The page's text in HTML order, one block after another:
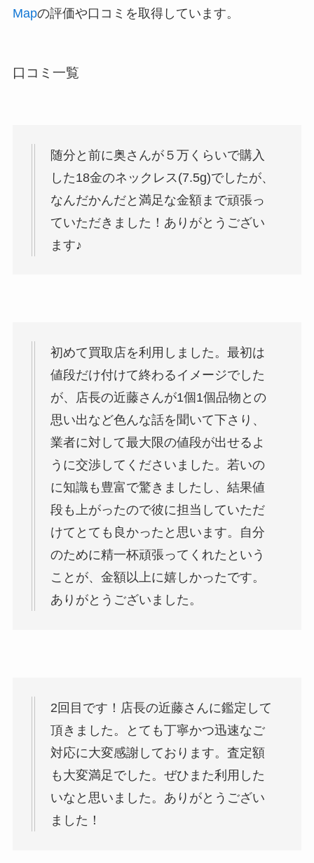
Mapの評価や口コミを取得しています。
口コミ一覧
随分と前に奥さんが５万くらいで購入
した18金のネックレス(7.5g)でしたが、
なんだかんだと満足な金額まで頑張っ
ていただきました！ありがとうござい
ます♪
初めて買取店を利用しました。最初は
値段だけ付けて終わるイメージでした
が、店長の近藤さんが1個1個品物との
思い出など色んな話を聞いて下さり、
業者に対して最大限の値段が出せるよ
うに交渉してくださいました。若いの
に知識も豊富で驚きましたし、結果値
段も上がったので彼に担当していただ
けてとても良かったと思います。自分
のために精一杯頑張ってくれたという
ことが、金額以上に嬉しかったです。
ありがとうございました。
2回目です！店長の近藤さんに鑑定して
頂きました。とても丁寧かつ迅速なご
対応に大変感謝しております。査定額
も大変満足でした。ぜひまた利用した
いなと思いました。ありがとうござい
ました！